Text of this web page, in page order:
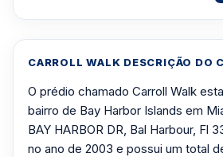
CARROLL WALK DESCRIÇÃO DO
O prédio chamado Carroll Walk
bairro de Bay Harbor Islands em
BAY HARBOR DR, Bal Harbour, Fl
no ano de 2003 e possui um total